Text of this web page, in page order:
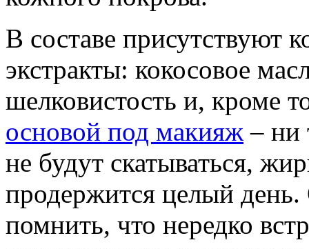
В составе присутствуют
экстракты: кокосовое
шелковистость и, кроме
основой под макияж – ни
не будут скатываться,
продержится целый день.
помнить, что нередко